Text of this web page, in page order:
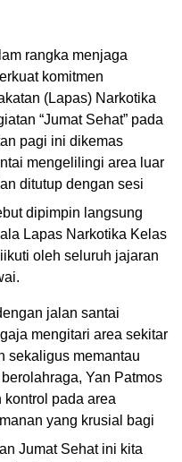
rangka menjaga
komitmen
(Lapas) Narkotika
“Jumat Sehat” pada
pagi ini dikemas
mengelilingi area luar
ditutup dengan sesi
dipimpin langsung
Lapas Narkotika Kelas
oleh seluruh jajaran
jalan santai
mengitari area sekitar
sekaligus memantau
Yan Patmos
pada area
yang krusial bagi
Jumat Sehat ini kita